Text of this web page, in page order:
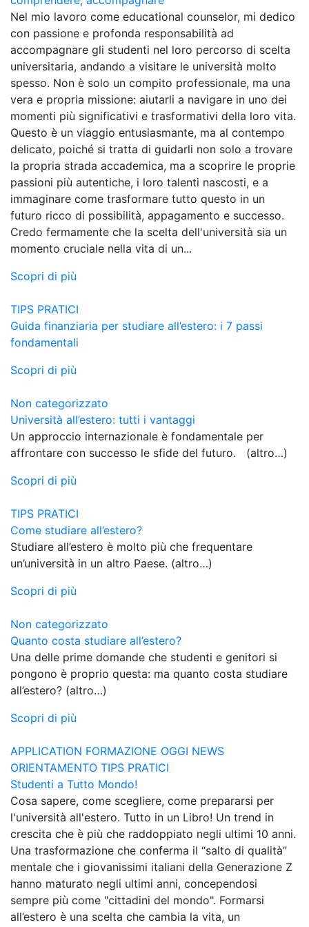
Nel mio lavoro come educational counselor, mi dedico
con passione e profonda responsabilità ad
accompagnare gli studenti nel loro percorso di scelta
universitaria, andando a visitare le università molto
spesso. Non è solo un compito professionale, ma una
vera e propria missione: aiutarli a navigare in uno dei
momenti più significativi e trasformativi della loro vita.
Questo è un viaggio entusiasmante, ma al contempo
delicato, poiché si tratta di guidarli non solo a trovare
la propria strada accademica, ma a scoprire le proprie
passioni più autentiche, i loro talenti nascosti, e a
immaginare come trasformare tutto questo in un
futuro ricco di possibilità, appagamento e successo.
Credo fermamente che la scelta dell'università sia un
momento cruciale nella vita di un...
Scopri di più
TIPS PRATICI
Guida finanziaria per studiare all’estero: i 7 passi
fondamentali
Scopri di più
Non categorizzato
Università all’estero: tutti i vantaggi
Un approccio internazionale è fondamentale per
affrontare con successo le sfide del futuro. (altro…)
Scopri di più
TIPS PRATICI
Come studiare all’estero?
Studiare all’estero è molto più che frequentare
un’università in un altro Paese. (altro…)
Scopri di più
Non categorizzato
Quanto costa studiare all’estero?
Una delle prime domande che studenti e genitori si
pongono è proprio questa: ma quanto costa studiare
all’estero? (altro…)
Scopri di più
APPLICATION FORMAZIONE OGGI NEWS
ORIENTAMENTO TIPS PRATICI
Studenti a Tutto Mondo!
Cosa sapere, come scegliere, come prepararsi per
l'università all'estero. Tutto in un Libro! Un trend in
crescita che è più che raddoppiato negli ultimi 10 anni.
Una trasformazione che conferma il “salto di qualità”
mentale che i giovanissimi italiani della Generazione Z
hanno maturato negli ultimi anni, concependosi
sempre più come "cittadini del mondo". Formarsi
all’estero è una scelta che cambia la vita, un